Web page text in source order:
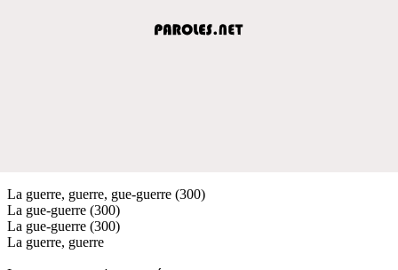
La guerre, guerre, gue-guerre (300)
La gue-guerre (300)
La gue-guerre (300)
La guerre, guerre